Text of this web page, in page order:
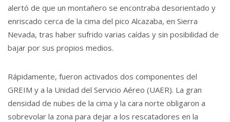
alertó de que un montañero se encontraba desorientado y
enriscado cerca de la cima del pico Alcazaba, en Sierra
Nevada, tras haber sufrido varias caídas y sin posibilidad de
bajar por sus propios medios.
Rápidamente, fueron activados dos componentes del
GREIM y a la Unidad del Servicio Aéreo (UAER). La gran
densidad de nubes de la cima y la cara norte obligaron a
sobrevolar la zona para dejar a los rescatadores en la